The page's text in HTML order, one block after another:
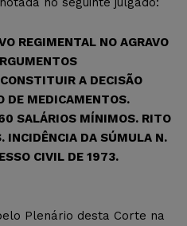
REGIMENTAL NO AGRAVO
A DECISÃO
DE MEDICAMENTOS.
SALÁRIOS MÍNIMOS. RITO
INCIDÊNCIA DA SÚMULA N.
CIVIL DE 1973.
Plenário desta Corte na